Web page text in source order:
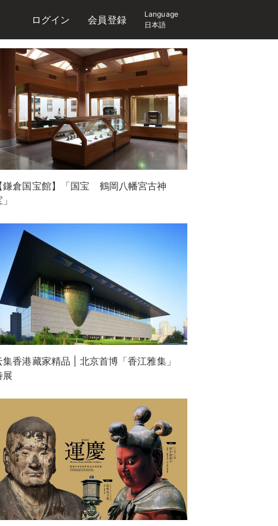
ログイン 会員登録
Language
日本語
鎌倉国宝館】「国宝 鶴岡八幡宮古神
集香港藏家精品 | 北京首博「香江雅集」
展